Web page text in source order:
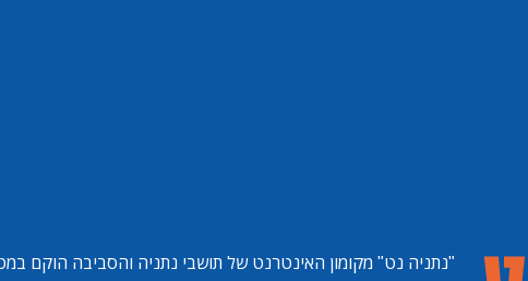
"נתניה נט" מקומון האינטרנט של תושבי נתניה והסביבה הוקם